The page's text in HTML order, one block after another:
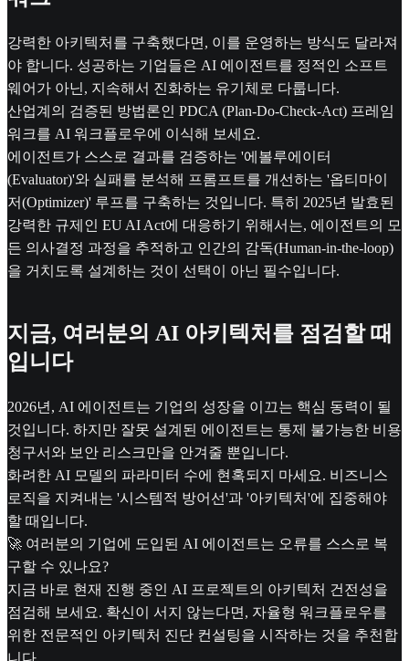
강력한 아키텍처를 구축했다면, 이를 운영하는 방식도 달라져
야 합니다. 성공하는 기업들은 AI 에이전트를 정적인 소프트
웨어가 아닌, 지속해서 진화하는 유기체로 다룹니다.
산업계의 검증된 방법론인 PDCA (Plan-Do-Check-Act) 프레임
워크를 AI 워크플로우에 이식해 보세요.
에이전트가 스스로 결과를 검증하는 '에볼루에이터
(Evaluator)'와 실패를 분석해 프롬프트를 개선하는 '옵티마이
저(Optimizer)' 루프를 구축하는 것입니다. 특히 2025년 발효된
강력한 규제인 EU AI Act에 대응하기 위해서는, 에이전트의 모
든 의사결정 과정을 추적하고 인간의 감독(Human-in-the-loop)
을 거치도록 설계하는 것이 선택이 아닌 필수입니다.
지금, 여러분의 AI 아키텍처를 점검할 때
입니다
2026년, AI 에이전트는 기업의 성장을 이끄는 핵심 동력이 될
것입니다. 하지만 잘못 설계된 에이전트는 통제 불가능한 비용
청구서와 보안 리스크만을 안겨줄 뿐입니다.
화려한 AI 모델의 파라미터 수에 현혹되지 마세요. 비즈니스
로직을 지켜내는 '시스템적 방어선'과 '아키텍처'에 집중해야
할 때입니다.
🚀 여러분의 기업에 도입된 AI 에이전트는 오류를 스스로 복
구할 수 있나요?
지금 바로 현재 진행 중인 AI 프로젝트의 아키텍처 건전성을
점검해 보세요. 확신이 서지 않는다면, 자율형 워크플로우를
위한 전문적인 아키텍처 진단 컨설팅을 시작하는 것을 추천합